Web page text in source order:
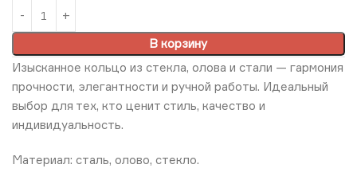
В корзину
Изысканное кольцо из стекла, олова и стали — гармония
прочности, элегантности и ручной работы. Идеальный
выбор для тех, кто ценит стиль, качество и
индивидуальность.
Материал: сталь, олово, стекло.